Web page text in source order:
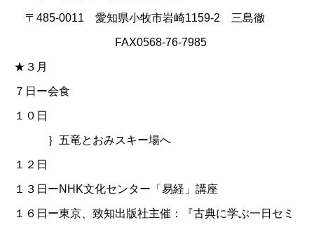
〒485-0011 愛知県小牧市岩崎1159-2 三島徹
FAX0568-76-7985
★３月
７日ー会食
１０日
｝五竜とおみスキー場へ
１２日
１３日ーNHK文化センター「易経」講座
１６日ー東京、致知出版社主催：『古典に学ぶ一日セミ